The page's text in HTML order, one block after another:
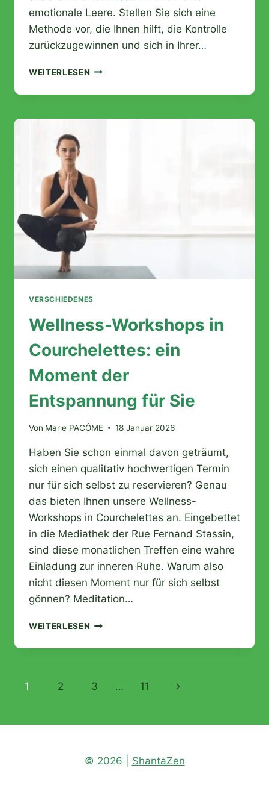
emotionale Leere. Stellen Sie sich eine
Methode vor, die Ihnen hilft, die Kontrolle
zurückzugewinnen und sich in Ihrer…
WEITERLESENHYPNOSE
ABNEHMEN:
UND
VERSCHIEDENES
Wellness-Workshops in
Courchelettes: ein
Moment der
Entspannung für Sie
Von Marie PACÔME 18 Januar 2026
Haben Sie schon einmal davon geträumt,
sich einen qualitativ hochwertigen Termin
nur für sich selbst zu reservieren? Genau
das bieten Ihnen unsere Wellness-
Workshops in Courchelettes an. Eingebettet
in die Mediathek der Rue Fernand Stassin,
sind diese monatlichen Treffen eine wahre
Einladung zur inneren Ruhe. Warum also
nicht diesen Moment nur für sich selbst
gönnen? Meditation…
WEITERLESENWELLNESS-
IN
MOMENT
FÜR
Seitennavigation
1 2 3 … 11
Nächste
© 2026 | ShantaZen